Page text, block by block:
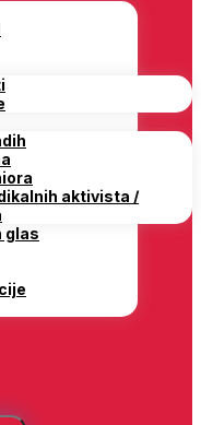
aktivista /
glas